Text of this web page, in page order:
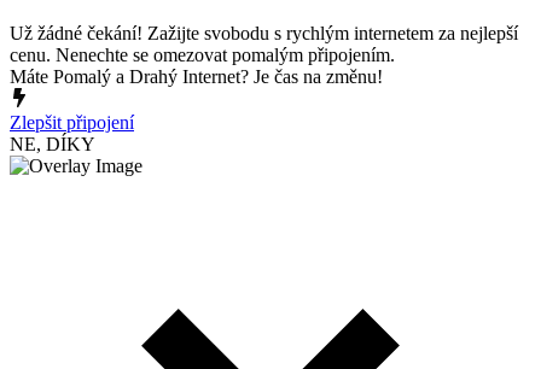
Už žádné čekání! Zažijte svobodu s rychlým internetem za nejlepší
cenu. Nenechte se omezovat pomalým připojením.
Máte Pomalý a Drahý Internet? Je čas na změnu!
Zlepšit připojení
NE, DÍKY